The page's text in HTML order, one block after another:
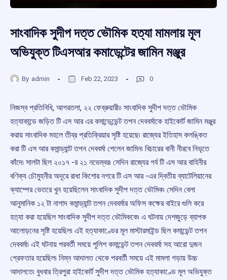
সাংবাদিক সুদীপ দত্ত ভৌমিক হত্যা মামলায় মূল
অভিযুক্ত টিএসআর কমাডেন্টের জামিন মঞ্জুর
By admin Feb 22, 2023 0
নিজস্ব প্রতিনিধি, আগরতলা, ২২ ফেব্রুয়ারী৷৷ সাংবাদিক সুদীপ দত্ত ভৌমিক
হত্যাকান্ডে জড়িত টি এস আর এর কমান্ডেন্ডেন্ট তপন দেববর্মাকে হাইকোর্ট জামিন মঞ্জুর
করায় সাংবাদিক মহলে তীব্র প্রতিক্রিয়ার সৃষ্টি হয়েছে৷ রাজ্যের ইতিহাস কলঙ্কিত
করা টি এস আর কমান্ড্যান্ট তপন দেববর্মা পেলেন জামিন৷ বিচারের বানী নীরবে নিভৃতে
কাঁদে৷ সালটা ছিল ২০১৭ -র ২১ নভেম্বর৷ সেদিন রাজ্যের গর্ব টি এস আর বাহিনীর
বণিক্য চৌমুহনীর অদূরে রাধা কিশোর নগরে টি এস আর -এর দ্বিতীয় ব্যাটেলিয়ানের
ক্যাম্পের ভেতরে খুন হয়েছিলেন সাংবাদিক সুদীপ দত্ত ভৌমিক৷ সেদিন বেলা
আনুমানিক ১২ টা নাগাদ কমান্ড্যান্ট তপন দেববর্মার অফিস কক্ষের বাইরে গুলি করে
হত্যা করা হয়েছিল সাংবাদিক সুদীপ দত্ত ভৌমিককে৷ এ ঘটনায় দেশজুড়ে ব্যাপক
আলোড়নের সৃষ্টি হয়েছিল৷ এই হত্যাকাণ্ডের মূল মাস্টারমাইন্ড ছিল কমান্ডেন্ট তপন
দেববর্মা৷ এই ঘটনায় পরবর্তী সময়ে পুলিশ কমান্ডেন্ট তপন দেববর্মা সহ আরো দুজন
গ্রেফতার হয়েছিল৷ নিম্ন আদালত থেকে পরবর্তী সময়ে এই মামলা গড়ায় উচ্চ
আদালতে৷ বুধবার ত্রিপুরা হাইকোর্ট সুদীপ দত্ত ভৌমিক হত্যাকাণ্ডে মূল অভিযুক্ত